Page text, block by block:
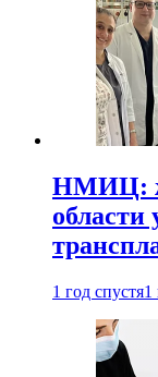
НМИЦ:
области
1 год спустя1